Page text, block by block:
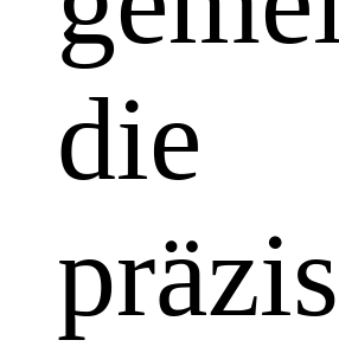
die